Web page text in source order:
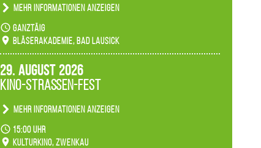
Mehr Informationen anzeigen
Teilnahme der Bläserklassen.
ganztäig
Bläserakademie, Bad Lausick
29. August 2026
Kino-Straßen-Fest
Mehr Informationen anzeigen
Konzert unserer Zwenkauer Schüler und
Schülerinnen zum Fest des Kulturkinos.
15:00 Uhr
Kulturkino, Zwenkau